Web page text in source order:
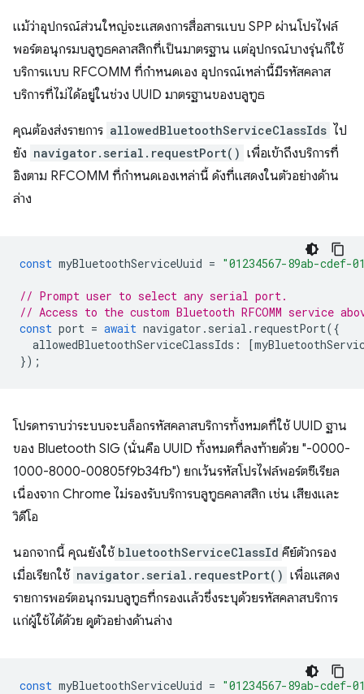
แม้ว่าอุปกรณ์ส่วนใหญ่จะแสดงการสื่อสารแบบ SPP ผ่านโปรไฟล์
พอร์ตอนุกรมบลูทูธคลาสสิกที่เป็นมาตรฐาน แต่อุปกรณ์บางรุ่นก็ใช้
บริการแบบ RFCOMM ที่กําหนดเอง อุปกรณ์เหล่านี้มีรหัสคลาส
บริการที่ไม่ได้อยู่ในช่วง UUID มาตรฐานของบลูทูธ
คุณต้องส่งรายการ allowedBluetoothServiceClassIds ไป
ยัง navigator.serial.requestPort() เพื่อเข้าถึงบริการที่
อิงตาม RFCOMM ที่กําหนดเองเหล่านี้ ดังที่แสดงในตัวอย่างด้าน
ล่าง
const myBluetoothServiceUuid = "01234567-89ab-cdef-
// Prompt user to select any serial port.
// Access to the custom Bluetooth RFCOMM service
const port = await navigator . serial . requestPort({
allowedBluetoothServiceClassIds : [
});
โปรดทราบว่าระบบจะบล็อกรหัสคลาสบริการทั้งหมดที่ใช้ UUID ฐาน
ของ Bluetooth SIG (นั่นคือ UUID ทั้งหมดที่ลงท้ายด้วย "-0000-
1000-8000-00805f9b34fb") ยกเว้นรหัสโปรไฟล์พอร์ตซีเรียล
เนื่องจาก Chrome ไม่รองรับบริการบลูทูธคลาสสิก เช่น เสียงและ
วิดีโอ
นอกจากนี้ คุณยังใช้ bluetoothServiceClassId คีย์ตัวกรอง
เมื่อเรียกใช้ navigator.serial.requestPort() เพื่อแสดง
รายการพอร์ตอนุกรมบลูทูธที่กรองแล้วซึ่งระบุด้วยรหัสคลาสบริการ
แก่ผู้ใช้ได้ด้วย ดูตัวอย่างด้านล่าง
const myBluetoothServiceUuid = "01234567-89ab-cdef-